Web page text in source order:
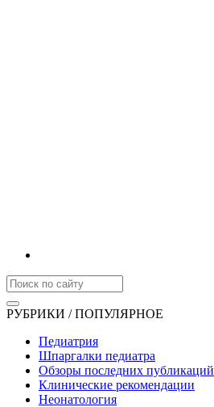
РУБРИКИ / ПОПУЛЯРНОЕ
Педиатрия
Шпаргалки педиатра
Обзоры последних публикаций
Клинические рекомендации
Неонатология